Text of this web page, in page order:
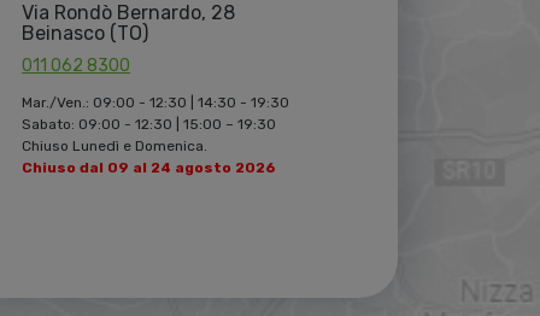
Via Rondò Bernardo, 28
Beinasco (TO)
011 062 8300
Mar./Ven.: 09:00 - 12:30 | 14:30 - 19:30
Sabato: 09:00 - 12:30 | 15:00 – 19:30
Chiuso Lunedì e Domenica.
Chiuso dal 09 al 24 agosto 2026